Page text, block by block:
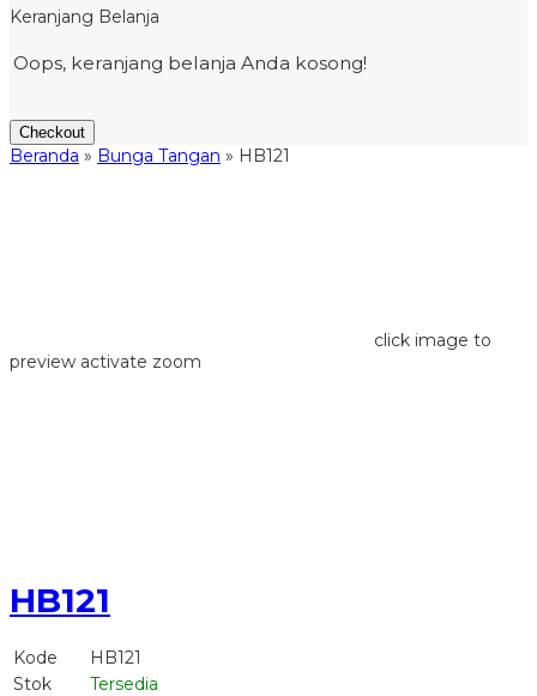
Keranjang Belanja
Oops, keranjang belanja Anda kosong!
Checkout
Beranda » Bunga Tangan » HB121
click image to
preview activate zoom
HB121
Kode
HB121
Stok
Tersedia